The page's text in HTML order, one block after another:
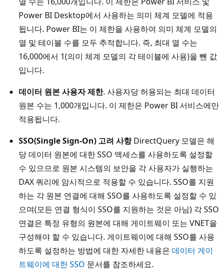
Power BI Desktop에서 사용하는 의미 체계 모델에 적용
됩니다. Power BI는 이 제한을 사용하여 의미 체계 모델의
열 및 테이블 수를 모두 추적합니다. 즉, 최대 열 수는
16,000에서 1(의미 체계 모델의 각 테이블에 사용)을 뺀 값
입니다.
데이터 원본 사용자 제한. 사용자당 허용되는 최대 데이터
원본 수는 1,000개입니다. 이 제한은 Power BI 서비스에만
적용됩니다.
SSO(Single Sign-On) 고려 사항DirectQuery 모델은 해
당 데이터 원본에 대한 SSO 액세스를 사용하도록 설정할
수 있으므로 원본 시스템의 보안을 각 사용자가 실행하는
DAX 쿼리에 암시적으로 적용할 수 있습니다. SSO를 지원
하는 각 원본 연결에 대해 SSO를 사용하도록 설정할 수 있
으며(모든 연결 형식이 SSO를 지원하는 것은 아님) 각 SSO
연결은 특정 유형의 원본에 대해 게이트웨이 또는 VNET을
구성해야 할 수 있습니다. 게이트웨이에 대해 SSO를 사용
하도록 설정하는 방법에 대한 자세한 내용은 데이터 게이
트웨이에 대한 SSO 문서를 참조하세요.